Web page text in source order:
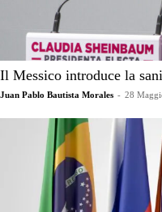
Il Messico introduce la
Juan Pablo Bautista Morales - 28